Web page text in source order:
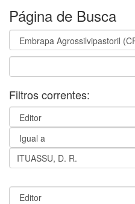
Página de Busca
Filtros correntes: